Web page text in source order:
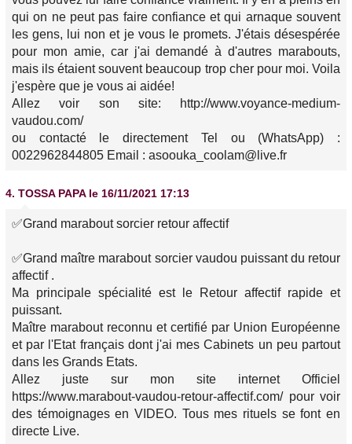
qui on ne peut pas faire confiance et qui arnaque souvent
les gens, lui non et je vous le promets. J'étais désespérée
pour mon amie, car j'ai demandé à d'autres marabouts,
mais ils étaient souvent beaucoup trop cher pour moi. Voila
j'espère que je vous ai aidée!
Allez voir son site: http://www.voyance-medium-
vaudou.com/
ou contacté le directement Tel ou (WhatsApp) :
0022962844805 Email : asoouka_coolam@live.fr
4. TOSSA PAPA le 16/11/2021 17:13
✅Grand marabout sorcier retour affectif
✅Grand maître marabout sorcier vaudou puissant du retour
affectif .
Ma principale spécialité est le Retour affectif rapide et
puissant.
Maître marabout reconnu et certifié par Union Européenne
et par l'Etat français dont j'ai mes Cabinets un peu partout
dans les Grands Etats.
Allez juste sur mon site internet Officiel
https://www.marabout-vaudou-retour-affectif.com/ pour voir
des témoignages en VIDEO. Tous mes rituels se font en
directe Live.